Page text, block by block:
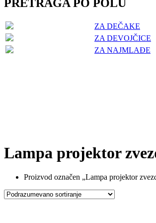
PRETRAGA PO POLU
ZA DEČAKE
ZA DEVOJČICE
ZA NAJMLAĐE
Lampa projektor
Proizvod označen „Lampa projektor